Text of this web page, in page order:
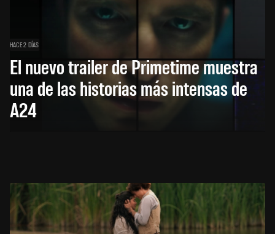
HACE 2 DÍAS
El nuevo trailer de Primetime muestra
una de las historias más intensas de
A24